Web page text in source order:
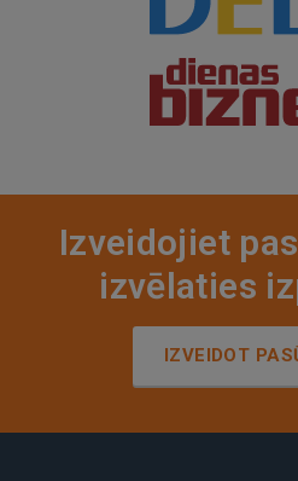
Izveidojiet
izvēlaties
IZVEIDOT